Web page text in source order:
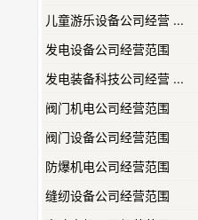
儿童游乐设备公司经营 ...
发电设备公司经营范围
发电装备科技公司经营 ...
阀门机电公司经营范围
阀门设备公司经营范围
防爆机电公司经营范围
缝纫设备公司经营范围